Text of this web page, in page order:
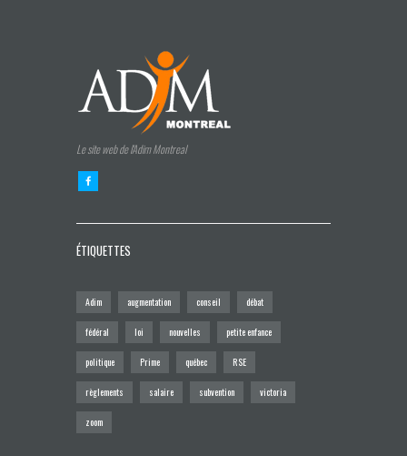
Le site web de l'Adim Montreal
ÉTIQUETTES
Adim augmentation conseil débat
fédéral loi nouvelles petite enfance
politique Prime québec RSE
règlements salaire subvention victoria
zoom